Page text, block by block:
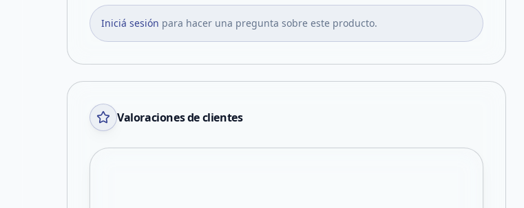
Iniciá sesión para hacer una pregunta sobre este producto.
Valoraciones de clientes